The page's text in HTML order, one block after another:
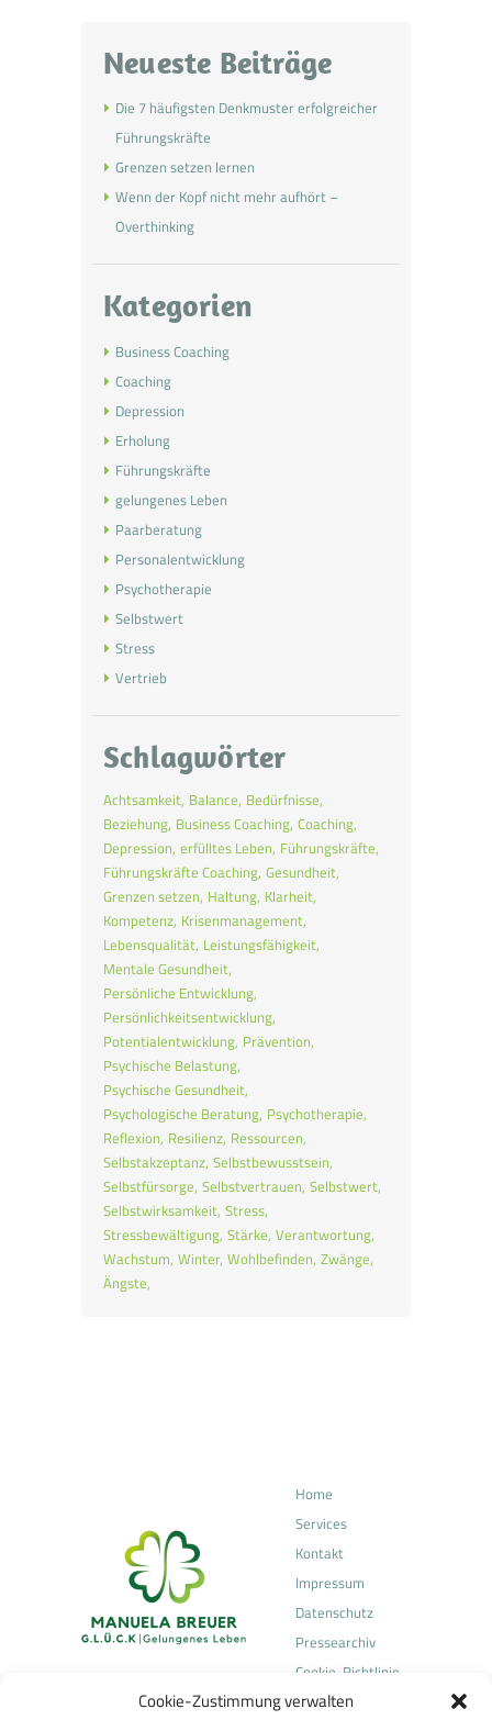
Cookie-Zustimmung verwalten
Neueste Beiträge
Die 7 häufigsten Denkmuster erfolgreicher
Führungskräfte
Grenzen setzen lernen
Wenn der Kopf nicht mehr aufhört –
Overthinking
Kategorien
Business Coaching
Coaching
Depression
Erholung
Führungskräfte
gelungenes Leben
Paarberatung
Personalentwicklung
Psychotherapie
Selbstwert
Stress
Vertrieb
Schlagwörter
Achtsamkeit Balance Bedürfnisse
Beziehung Business Coaching Coaching
Depression erfülltes Leben Führungskräfte
Führungskräfte Coaching Gesundheit
Grenzen setzen Haltung Klarheit
Kompetenz Krisenmanagement
Lebensqualität Leistungsfähigkeit
Mentale Gesundheit
Persönliche Entwicklung
Persönlichkeitsentwicklung
Potentialentwicklung Prävention
Psychische Belastung
Psychische Gesundheit
Psychologische Beratung Psychotherapie
Reflexion Resilienz Ressourcen
Selbstakzeptanz Selbstbewusstsein
Selbstfürsorge Selbstvertrauen Selbstwert
Selbstwirksamkeit Stress
Stressbewältigung Stärke Verantwortung
Wachstum Winter Wohlbefinden Zwänge
Ängste
Home
Services
Kontakt
Impressum
Datenschutz
Pressearchiv
Cookie-Richtlinie
(EU)